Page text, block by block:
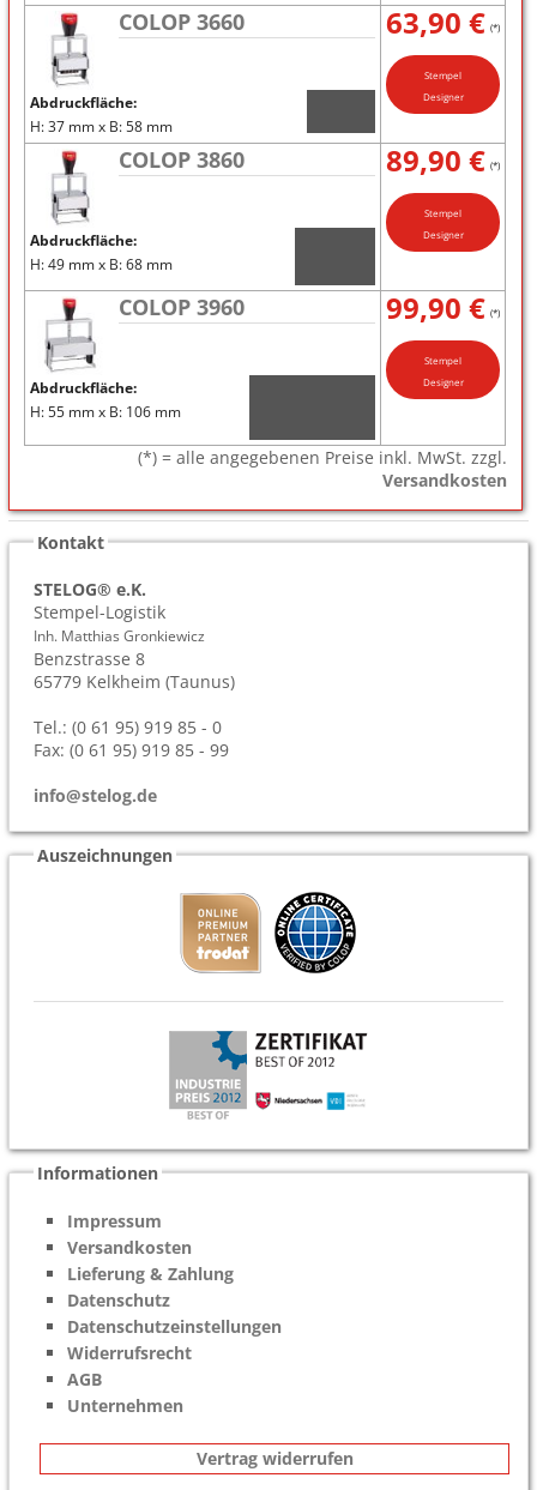
COLOP 3660
Abdruckfläche:
H: 37 mm x B: 58 mm
63,90 € (*)
Stempel
Designer
COLOP 3860
Abdruckfläche:
H: 49 mm x B: 68 mm
89,90 € (*)
Stempel
Designer
COLOP 3960
Abdruckfläche:
H: 55 mm x B: 106 mm
99,90 € (*)
Stempel
Designer
(*) = alle angegebenen Preise inkl. MwSt. zzgl.
Versandkosten
Kontakt
STELOG® e.K.
Stempel-Logistik
Inh. Matthias Gronkiewicz
Benzstrasse 8
65779 Kelkheim (Taunus)
Tel.: (0 61 95) 919 85 - 0
Fax: (0 61 95) 919 85 - 99
info@stelog.de
Auszeichnungen
Informationen
Impressum
Versandkosten
Lieferung & Zahlung
Datenschutz
Datenschutzeinstellungen
Widerrufsrecht
AGB
Unternehmen
Vertrag widerrufen